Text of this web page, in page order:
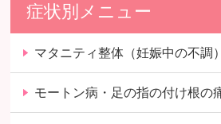
症状別メニュー
マタニティ整体（妊娠中の不調）
モートン病・足の指の付け根の